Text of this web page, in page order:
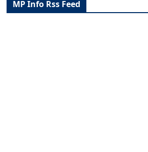
MP Info Rss Feed